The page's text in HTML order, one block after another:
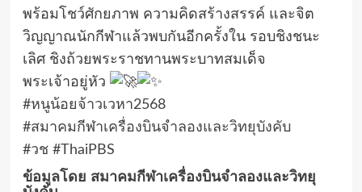
พร้อมโชว์ศักยภาพ ความคิดสร้างสรรค์ และจิต
วิญญาณนักกีฬาแล้วพบกันอีกครั้งใน รอบชิงชนะ
เลิศ ชิงถ้วยพระราชทานพระบาทสมเด็จ
พระเจ้าอยู่หัว
#หนูน้อยจ้าวเวหา2568
#สมาคมกีฬาเครื่องบินจำลองและวิทยุบังคับ
#วช #ThaiPBS
ข้อมูลโดย สมาคมกีฬาเครื่องบินจำลองและวิทยุ